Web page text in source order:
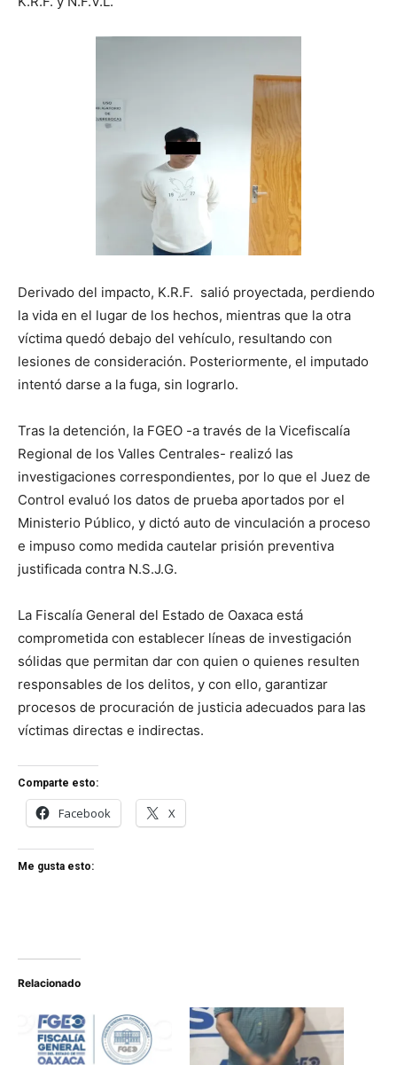
Derivado del impacto, K.R.F. salió proyectada, perdiendo
la vida en el lugar de los hechos, mientras que la otra
víctima quedó debajo del vehículo, resultando con
lesiones de consideración. Posteriormente, el imputado
intentó darse a la fuga, sin lograrlo.
Tras la detención, la FGEO -a través de la Vicefiscalía
Regional de los Valles Centrales- realizó las
investigaciones correspondientes, por lo que el Juez de
Control evaluó los datos de prueba aportados por el
Ministerio Público, y dictó auto de vinculación a proceso
e impuso como medida cautelar prisión preventiva
justificada contra N.S.J.G.
La Fiscalía General del Estado de Oaxaca está
comprometida con establecer líneas de investigación
sólidas que permitan dar con quien o quienes resulten
responsables de los delitos, y con ello, garantizar
procesos de procuración de justicia adecuados para las
víctimas directas e indirectas.
Comparte esto:
Facebook X
Me gusta esto:
Relacionado